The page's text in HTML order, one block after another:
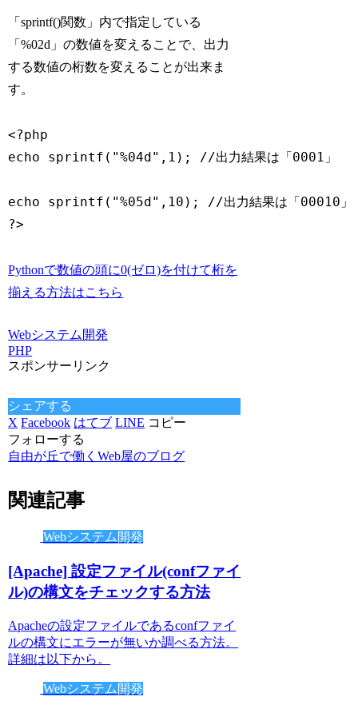
「sprintf()関数」内で指定している
「%02d」の数値を変えることで、出力
する数値の桁数を変えることが出来ま
す。
<?php
echo sprintf("%04d",1); //出力結果は「0001」
echo sprintf("%05d",10); //出力結果は「00010」
Pythonで数値の頭に0(ゼロ)を付けて桁を
揃える方法はこちら
Webシステム開発
PHP
スポンサーリンク
シェアする
X Facebook はてブ LINE コピー
フォローする
自由が丘で働くWeb屋のブログ
関連記事
Webシステム開発
[Apache] 設定ファイル(confファイ
ル)の構文をチェックする方法
Apacheの設定ファイルであるconfファイ
ルの構文にエラーが無いか調べる方法。
詳細は以下から。
Webシステム開発